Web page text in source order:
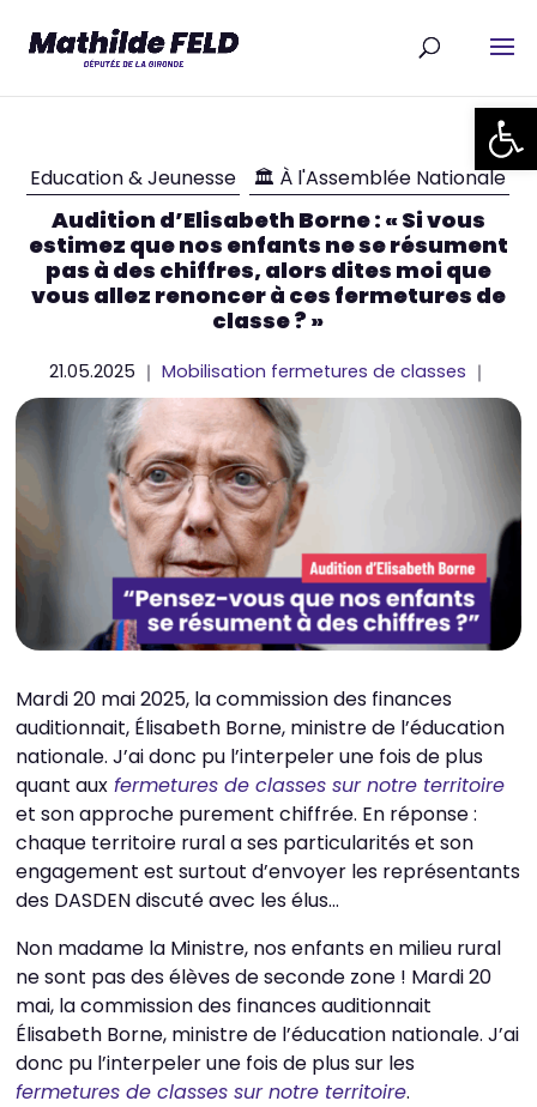
Ouvrir
Education & Jeunesse 🏛 À l'Assemblée Nationale
Audition d’Elisabeth Borne : « Si vous
estimez que nos enfants ne se résument
pas à des chiffres, alors dites moi que
vous allez renoncer à ces fermetures de
classe ? »
21.05.2025 ｜ Mobilisation fermetures de classes ｜
Mardi 20 mai 2025, la commission des finances
auditionnait, Élisabeth Borne, ministre de l’éducation
nationale. J’ai donc pu l’interpeler une fois de plus
quant aux fermetures de classes sur notre territoire
et son approche purement chiffrée. En réponse :
chaque territoire rural a ses particularités et son
engagement est surtout d’envoyer les représentants
des DASDEN discuté avec les élus…
Non madame la Ministre, nos enfants en milieu rural
ne sont pas des élèves de seconde zone ! Mardi 20
mai, la commission des finances auditionnait
Élisabeth Borne, ministre de l’éducation nationale. J’ai
donc pu l’interpeler une fois de plus sur les
fermetures de classes sur notre territoire.